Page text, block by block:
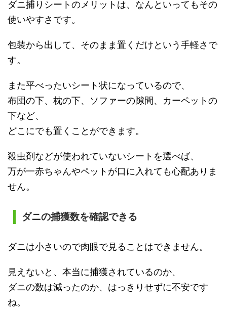
ダニ捕りシートのメリットは、なんといってもその
使いやすさです。
包装から出して、そのまま置くだけという手軽さで
す。
また平べったいシート状になっているので、
布団の下、枕の下、ソファーの隙間、カーペットの
下など、
どこにでも置くことができます。
殺虫剤などが使われていないシートを選べば、
万が一赤ちゃんやペットが口に入れても心配ありま
せん。
ダニの捕獲数を確認できる
ダニは小さいので肉眼で見ることはできません。
見えないと、本当に捕獲されているのか、
ダニの数は減ったのか、はっきりせずに不安です
ね。